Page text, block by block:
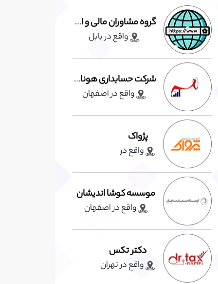
گروه مشاوران مالی و اداری روناک
واقع در بابل
شرکت حسابداری هونامیک
واقع در اصفهان
پژواک
واقع در
موسسه کوشا اندیشان
واقع در اصفهان
دکتر تکس
واقع در تهران